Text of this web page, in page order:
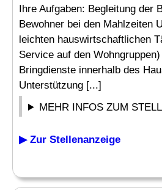
Ihre Aufgaben: Begleitung der
Bewohner bei den Mahlzeiten
leichten hauswirtschaftlichen
Service auf den
Bringdienste innerhalb des
Unterstützung [...]
MEHR INFOS ZUM
▶ Zur Stellenanzeige